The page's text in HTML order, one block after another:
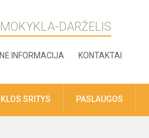
DARŽELIS
INFORMACIJA KONTAKTAI
SRITYS PASLAUGOS